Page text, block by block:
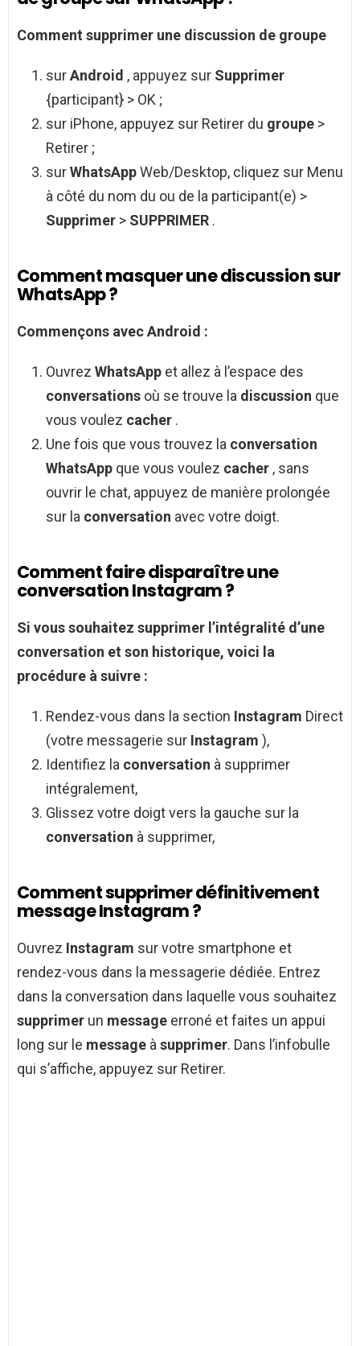
Comment supprimer une discussion de groupe
surAndroid , appuyez sur Supprimer
{participant} > OK ;
sur iPhone, appuyez sur Retirer du groupe >
Retirer ;
surWhatsAppWeb/Desktop, cliquez sur Menu
à côté du nom du ou de la participant(e) >
Supprimer > SUPPRIMER .
Comment masquer une discussion sur
WhatsApp ?
Commençons avecAndroid :
Ouvrez WhatsApp et allez à l’espace des
conversations où se trouve la discussion que
vous voulez cacher .
Une fois que vous trouvez la conversation
WhatsApp que vous voulez cacher , sans
ouvrir le chat, appuyez de manière prolongée
sur la conversation avec votre doigt.
Comment faire disparaître une
conversation Instagram ?
Si vous souhaitez supprimer l’intégralité d’une
conversation et son historique, voici la
procédure à suivre :
Rendez-vous dans la section Instagram Direct
(votre messagerie sur Instagram ),
Identifiez la conversation à supprimer
intégralement,
Glissez votre doigt vers la gauche sur la
conversation à supprimer,
Comment supprimer définitivement
message Instagram ?
Ouvrez Instagram sur votre smartphone et
rendez-vous dans la messagerie dédiée. Entrez
dans la conversation dans laquelle vous souhaitez
supprimer un message erroné et faites un appui
long sur le message à supprimer. Dans l’infobulle
qui s’affiche, appuyez sur Retirer.